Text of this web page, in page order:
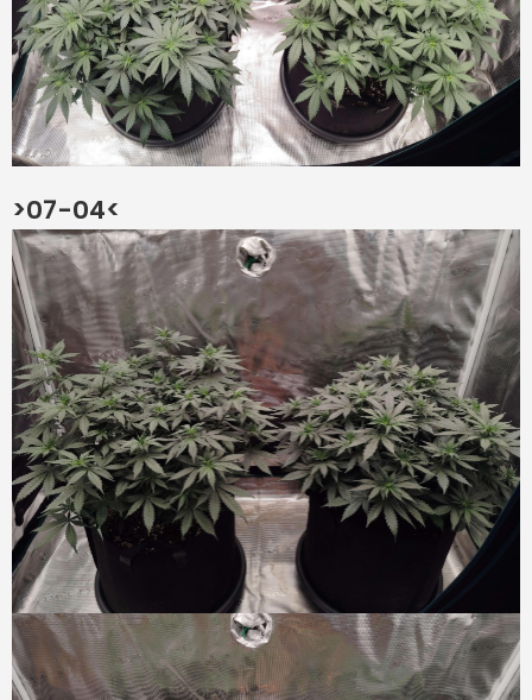
>07-04<